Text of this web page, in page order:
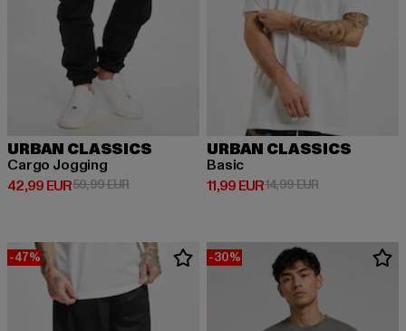
URBAN CLASSICS
Cargo Jogging
42,99 EUR
Derzeitiger Preis: 42,99 EUR
59,99 EURAktionspreis: 59,99 EUR
URBAN CLASSICS
Basic
11,99 EUR
Derzeitiger Preis: 11,99 EUR
14,99 EURAktionspreis:
-47% -30%